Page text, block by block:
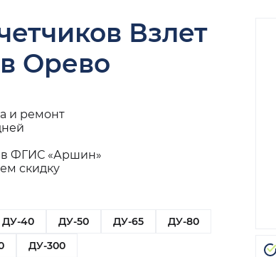
Взлет
Орево
и ремонт
в ФГИС «Аршин»
скидку
ДУ-40 ДУ-50 ДУ-65
ДУ-80
ДУ-300